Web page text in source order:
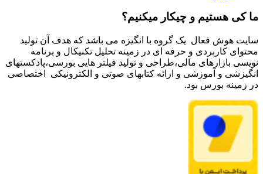
ما کی هستیم و چیکار میکنیم؟
سایت هوش فعال یک گروه با انگیزه می باشد که هدف آن تولید
محتوای کاربردی و حرفه ای در زمینه تحلیل تکنیکال و برنامه
نویسی بازارهای مالی،طراحی و تولید فیلتر هایی بورسی،پادکستهای
انگیزشی و آموزشی و ارائه کتابهای صوتی و الکترونیکی اختصاصی
در زمینه بورس بود.